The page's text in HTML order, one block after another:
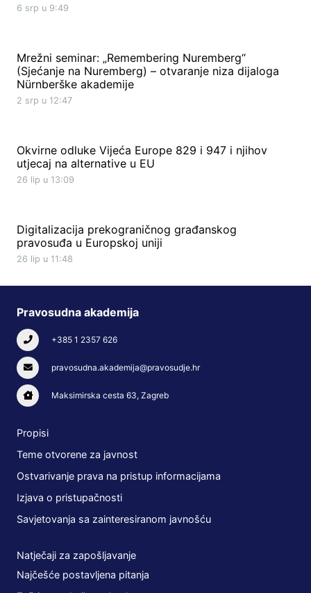
6 srp u 9:49
Mrežni seminar: „Remembering Nuremberg“
(Sjećanje na Nuremberg) – otvaranje niza dijaloga
Nürnberške akademije
2 srp u 12:47
Okvirne odluke Vijeća Europe 829 i 947 i njihov
utjecaj na alternative u EU
26 lip u 13:09
Digitalizacija prekograničnog građanskog
pravosuđa u Europskoj uniji
26 lip u 11:48
Pravosudna akademija
+385 1 2357 626
pravosudna.akademija@pravosudje.hr
Maksimirska cesta 63, Zagreb
Propisi
Teme otvorene za javnost
Ostvarivanje prava na pristup informacijama
Izjava o pristupačnosti
Savjetovanja sa zainteresiranom javnošću
Natječaji za zapošljavanje
Najčešće postavljena pitanja